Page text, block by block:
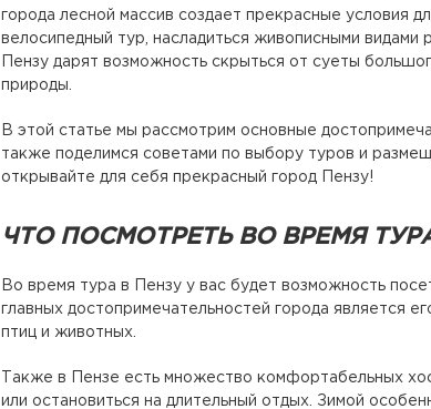
города лесной массив создает прекрасные условия
велосипедный тур, насладиться живописными видами
Пензу дарят возможность скрыться от суеты
природы.
В этой статье мы рассмотрим основные
также поделимся советами по выбору туров и
открывайте для себя прекрасный город Пензу!
ЧТО ПОСМОТРЕТЬ ВО ВРЕМЯ
Во время тура в Пензу у вас будет возможность
главных достопримечательностей города является
птиц и животных.
Также в Пензе есть множество комфортабельных
или остановиться на длительный отдых. Зимой